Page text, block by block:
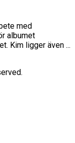
med
albumet
Kim ligger även ...